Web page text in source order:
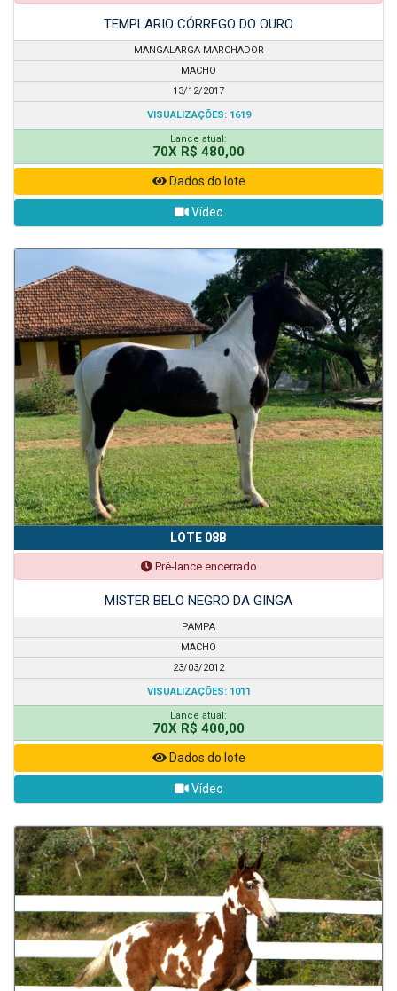
TEMPLARIO CÓRREGO DO OURO
MANGALARGA MARCHADOR
MACHO
13/12/2017
VISUALIZAÇÕES: 1619
Lance atual:
70X R$ 480,00
Dados do lote
Vídeo
LOTE 08B
Pré-lance encerrado
MISTER BELO NEGRO DA GINGA
PAMPA
MACHO
23/03/2012
VISUALIZAÇÕES: 1011
Lance atual:
70X R$ 400,00
Dados do lote
Vídeo